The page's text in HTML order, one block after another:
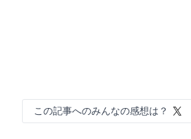
この記事へのみんなの感想は？